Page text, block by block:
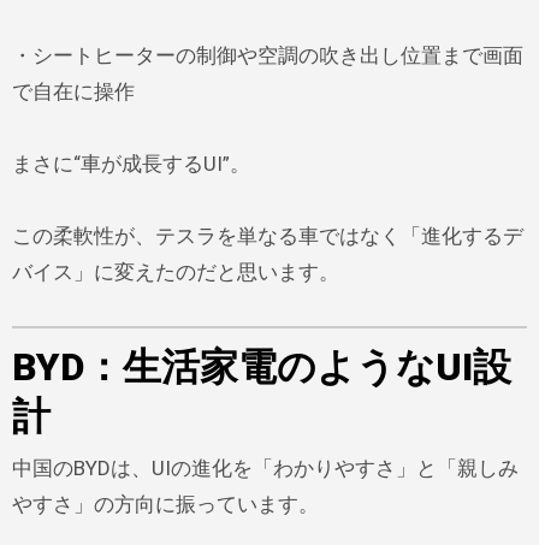
・シートヒーターの制御や空調の吹き出し位置まで画面
で自在に操作
まさに“車が成長するUI”。
この柔軟性が、テスラを単なる車ではなく「進化するデ
バイス」に変えたのだと思います。
BYD：生活家電のようなUI設
計
中国のBYDは、UIの進化を「わかりやすさ」と「親しみ
やすさ」の方向に振っています。